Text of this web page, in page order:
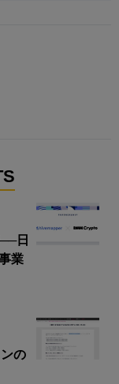
日
業
の